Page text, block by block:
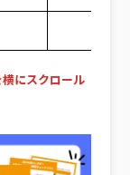
にスクロール